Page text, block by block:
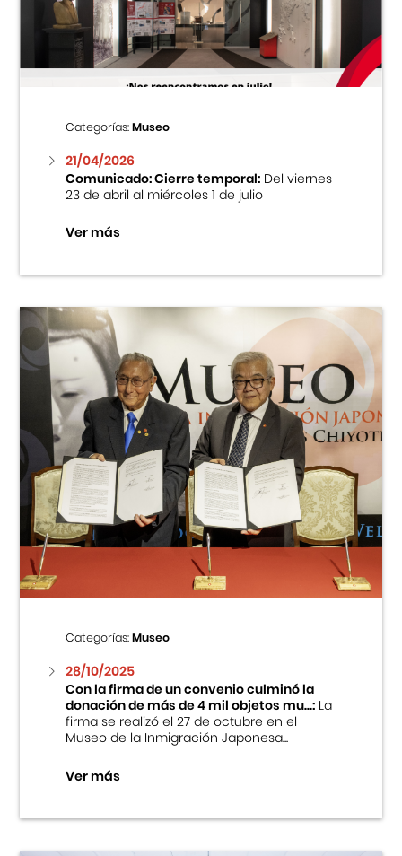
Centro Cultural Peruano Japonés
Museo de la Inmigración Japonesa
Fondo Editorial
Teatro Peruano Japonés
Categorías:Museo
21/04/2026
Comunicado: Cierre temporal:Del viernes
23 de abril al miércoles 1 de julio
Ver más
Categorías:Museo
28/10/2025
Con la firma de un convenio culminó la
donación de más de 4 mil objetos mu...:La
firma se realizó el 27 de octubre en el
Museo de la Inmigración Japonesa...
Ver más